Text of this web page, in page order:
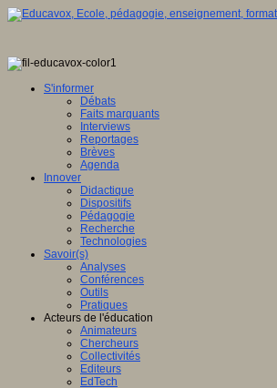
S'informer
Débats
Faits marquants
Interviews
Reportages
Brèves
Agenda
Innover
Didactique
Dispositifs
Pédagogie
Recherche
Technologies
Savoir(s)
Analyses
Conférences
Outils
Pratiques
Acteurs de l'éducation
Animateurs
Chercheurs
Collectivités
Editeurs
EdTech